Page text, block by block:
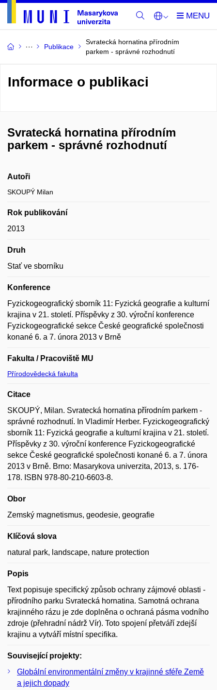
Publikace
Svratecká hornatina přírodním
parkem - správné rozhodnutí
Informace o publikaci
Svratecká hornatina přírodním
parkem - správné rozhodnutí
Autoři
SKOUPÝ Milan
Rok publikování
2013
Druh
Stať ve sborníku
Konference
Fyzickogeografický sborník 11: Fyzická geografie a kulturní
krajina v 21. století. Příspěvky z 30. výroční konference
Fyzickogeografické sekce České geografické společnosti
konané 6. a 7. února 2013 v Brně
Fakulta / Pracoviště MU
Přírodovědecká fakulta
Citace
SKOUPÝ, Milan. Svratecká hornatina přírodním parkem -
správné rozhodnutí. In Vladimír Herber. Fyzickogeografický
sborník 11: Fyzická geografie a kulturní krajina v 21. století.
Příspěvky z 30. výroční konference Fyzickogeografické
sekce České geografické společnosti konané 6. a 7. února
2013 v Brně. Brno: Masarykova univerzita, 2013, s. 176-
178. ISBN 978-80-210-6603-8.
Obor
Zemský magnetismus, geodesie, geografie
Klíčová slova
natural park, landscape, nature protection
Popis
Text popisuje specifický způsob ochrany zájmové oblasti -
přírodního parku Svratecká hornatina. Samotná ochrana
krajinného rázu je zde doplněna o ochraná pásma vodního
zdroje (přehradní nádrž Vír). Toto spojení přetváří zdejší
krajinu a vytváří místní specifika.
Související projekty:
Globální environmentální změny v krajinné sféře Země
a jejich dopady